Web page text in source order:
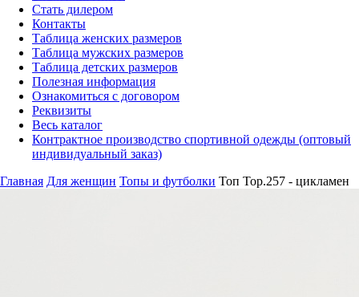
Стать дилером
Контакты
Таблица женских размеров
Таблица мужских размеров
Таблица детских размеров
Полезная информация
Ознакомиться с договором
Реквизиты
Весь каталог
Контрактное производство спортивной одежды (оптовый
индивидуальный заказ)
Главная Для женщин Топы и футболки Топ Top.257 - цикламен